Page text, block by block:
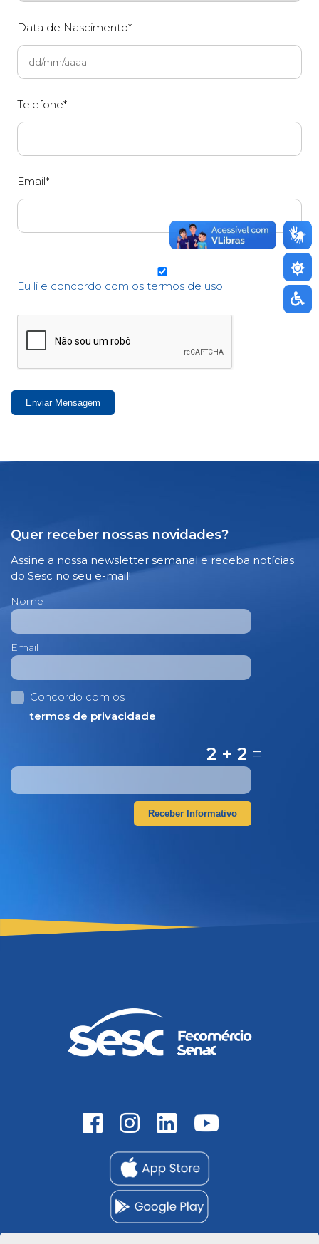
Data de Nascimento*
Telefone*
Email*
Eu li e concordo com os termos de uso
Enviar Mensagem
Quer receber nossas novidades?
Assine a nossa newsletter semanal e receba notícias
do Sesc no seu e-mail!
Nome
Email
Concordo com os
termos de privacidade
2 + 2 =
Receber Informativo